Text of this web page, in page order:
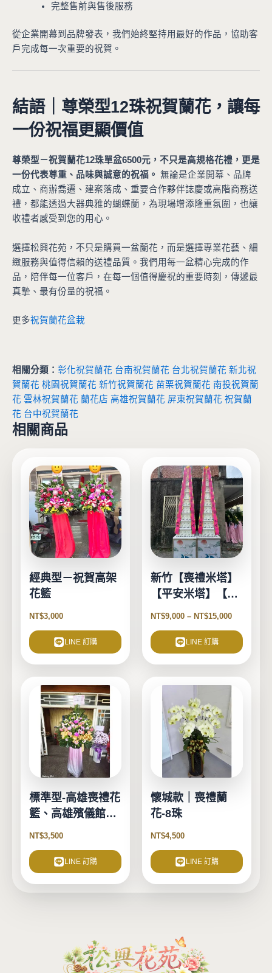
完整售前與售後服務
從企業開幕到品牌發表，我們始終堅持用最好的作品，協助客
戶完成每一次重要的祝賀。
結語｜尊榮型12珠祝賀蘭花，讓每
一份祝福更顯價值
尊榮型－祝賀蘭花12珠單盆6500元，不只是高規格花禮，更是
一份代表尊重、品味與誠意的祝福。 無論是企業開幕、品牌
成立、商辦喬遷、建案落成、重要合作夥伴誌慶或高階商務送
禮，都能透過大器典雅的蝴蝶蘭，為現場增添隆重氛圍，也讓
收禮者感受到您的用心。
選擇松興花苑，不只是購買一盆蘭花，而是選擇專業花藝、細
緻服務與值得信賴的送禮品質。我們用每一盆精心完成的作
品，陪伴每一位客戶，在每一個值得慶祝的重要時刻，傳遞最
真摯、最有份量的祝福。
更多祝賀蘭花盆栽
相關分類： 彰化祝賀蘭花 台南祝賀蘭花 台北祝賀蘭花 新北祝
賀蘭花 桃園祝賀蘭花 新竹祝賀蘭花 苗栗祝賀蘭花 南投祝賀蘭
花 雲林祝賀蘭花 蘭花店 高雄祝賀蘭花 屏東祝賀蘭花 祝賀蘭
花 台中祝賀蘭花
相關商品
經典型－祝賀高架
花籃
NT$3,000
LINE 訂購
新竹【喪禮米塔】
【平安米塔】【告
別式米塔】
NT$9,000 – NT$15,000
LINE 訂購
此
產
品
有
多
種
款
可
頁
面
標準型-高雄喪禮花
籃、高雄殯儀館花
籃
NT$3,500
LINE 訂購
懷城款｜喪禮蘭
花-8珠
NT$4,500
LINE 訂購